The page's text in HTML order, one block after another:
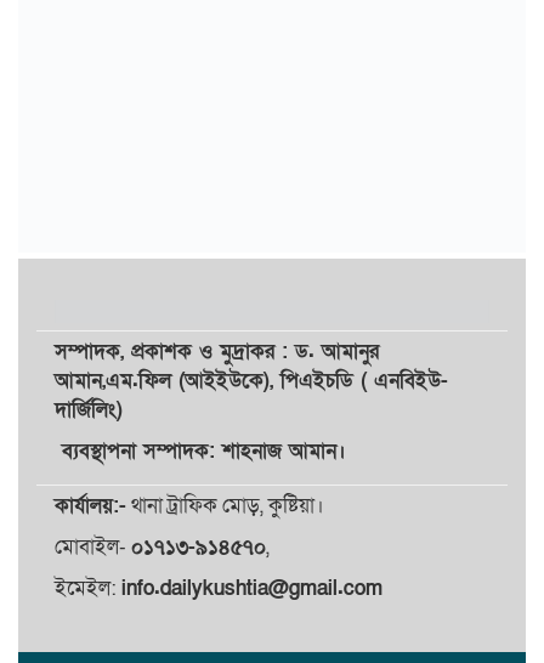
সম্পাদক, প্রকাশকওমুদ্রাকর: ড. আমানুর
আমান,এম.ফিল (আইইউকে), পিএইচডি ( এনবিইউ-
দার্জিলিং)
ব্যবস্থাপনা সম্পাদক: শাহনাজ আমান।
কার্যালয়:-থানা ট্রাফিক মোড়, কুষ্টিয়া।
মোবাইল- ০১৭১৩-৯১৪৫৭০,
ইমেইল: info.dailykushtia@gmail.com